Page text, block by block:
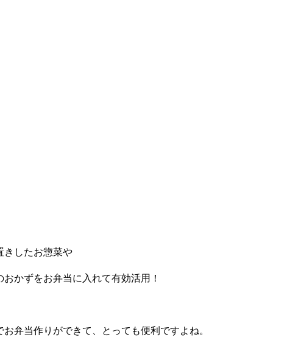
きしたお惣菜や
おかずをお弁当に入れて有効活用！
お弁当作りができて、とっても便利ですよね。